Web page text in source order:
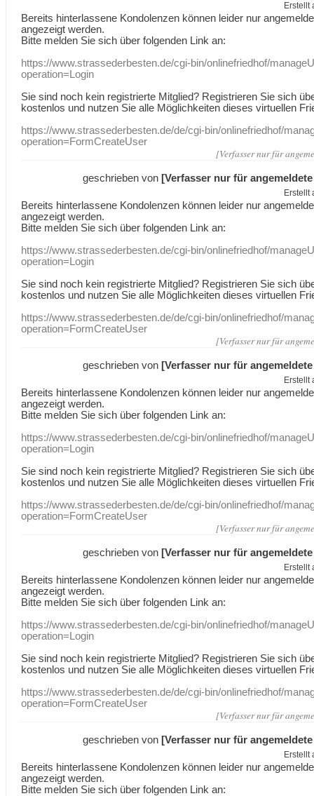
Erstellt
Bereits hinterlassene Kondolenzen können leider nur
angezeigt werden.
Bitte melden Sie sich über folgenden Link an:
https://www.strassederbesten.de/cgi-bin/onlinefriedhof/
operation=Login
Sie sind noch kein registrierte Mitglied? Registrieren Sie sich
kostenlos und nutzen Sie alle Möglichkeiten dieses virtuellen
https://www.strassederbesten.de/de/cgi-bin/onlinefriedhof/
operation=FormCreateUser
[Verfasser nur für
geschrieben von [Verfasser nur für
Erstellt
Bereits hinterlassene Kondolenzen können leider nur
angezeigt werden.
Bitte melden Sie sich über folgenden Link an:
https://www.strassederbesten.de/cgi-bin/onlinefriedhof/
operation=Login
Sie sind noch kein registrierte Mitglied? Registrieren Sie sich
kostenlos und nutzen Sie alle Möglichkeiten dieses virtuellen
https://www.strassederbesten.de/de/cgi-bin/onlinefriedhof/
operation=FormCreateUser
[Verfasser nur für
geschrieben von [Verfasser nur für
Erstellt
Bereits hinterlassene Kondolenzen können leider nur
angezeigt werden.
Bitte melden Sie sich über folgenden Link an:
https://www.strassederbesten.de/cgi-bin/onlinefriedhof/
operation=Login
Sie sind noch kein registrierte Mitglied? Registrieren Sie sich
kostenlos und nutzen Sie alle Möglichkeiten dieses virtuellen
https://www.strassederbesten.de/de/cgi-bin/onlinefriedhof/
operation=FormCreateUser
[Verfasser nur für
geschrieben von [Verfasser nur für
Erstellt
Bereits hinterlassene Kondolenzen können leider nur
angezeigt werden.
Bitte melden Sie sich über folgenden Link an:
https://www.strassederbesten.de/cgi-bin/onlinefriedhof/
operation=Login
Sie sind noch kein registrierte Mitglied? Registrieren Sie sich
kostenlos und nutzen Sie alle Möglichkeiten dieses virtuellen
https://www.strassederbesten.de/de/cgi-bin/onlinefriedhof/
operation=FormCreateUser
[Verfasser nur für
geschrieben von [Verfasser nur für
Erstellt
Bereits hinterlassene Kondolenzen können leider nur
angezeigt werden.
Bitte melden Sie sich über folgenden Link an: